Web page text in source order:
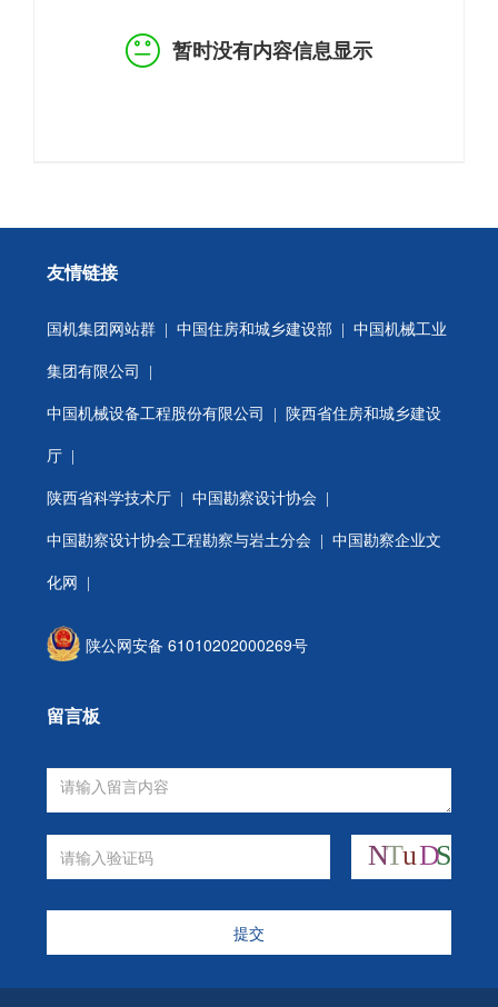
暂时没有内容信息显示
友情链接
国机集团网站群 中国住房和城乡建设部 中国机械工业
集团有限公司
中国机械设备工程股份有限公司 陕西省住房和城乡建设
厅
陕西省科学技术厅 |中国勘察设计协会
中国勘察设计协会工程勘察与岩土分会 | 中国勘察企业文
化网 |
陕公网安备 61010202000269号
留言板
提交